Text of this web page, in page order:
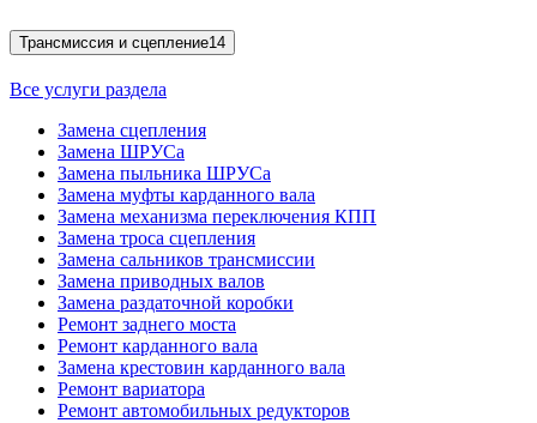
Трансмиссия и сцепление14
Все услуги раздела
Замена сцепления
Замена ШРУСа
Замена пыльника ШРУСа
Замена муфты карданного вала
Замена механизма переключения КПП
Замена троса сцепления
Замена сальников трансмиссии
Замена приводных валов
Замена раздаточной коробки
Ремонт заднего моста
Ремонт карданного вала
Замена крестовин карданного вала
Ремонт вариатора
Ремонт автомобильных редукторов